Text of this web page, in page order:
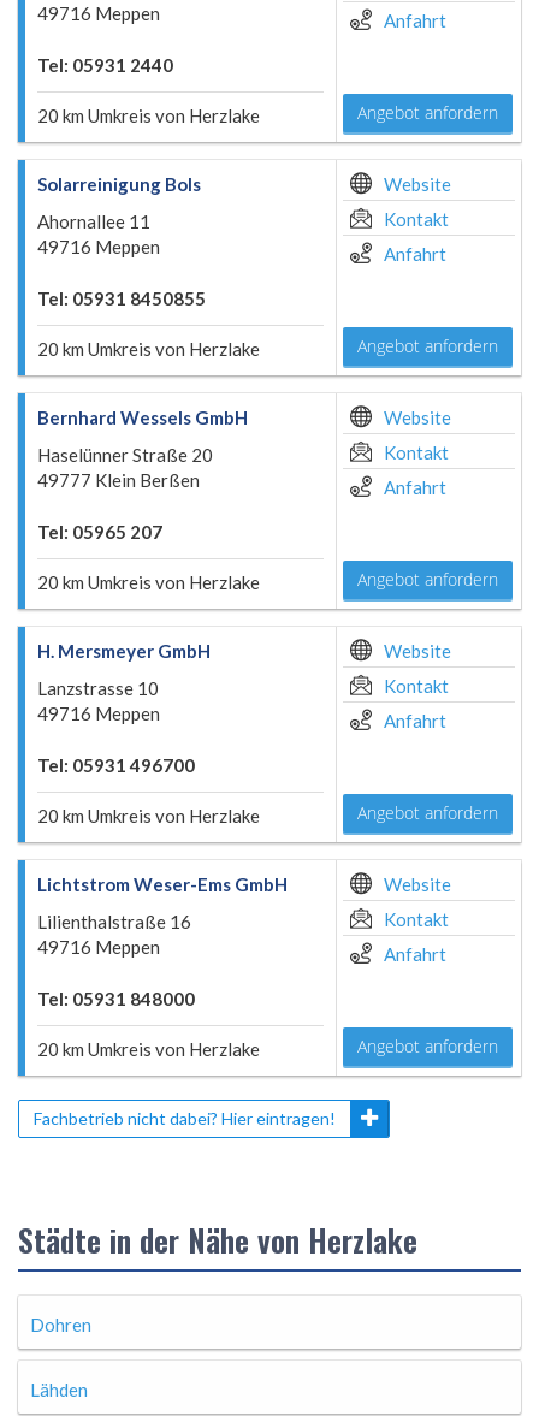
49716 Meppen
Tel: 05931 2440
20 km Umkreis von Herzlake
Anfahrt
Angebot anfordern
Solarreinigung Bols
Ahornallee 11
49716 Meppen
Tel: 05931 8450855
20 km Umkreis von Herzlake
Website
Kontakt
Anfahrt
Angebot anfordern
Bernhard Wessels GmbH
Haselünner Straße 20
49777 Klein Berßen
Tel: 05965 207
20 km Umkreis von Herzlake
Website
Kontakt
Anfahrt
Angebot anfordern
H. Mersmeyer GmbH
Lanzstrasse 10
49716 Meppen
Tel: 05931 496700
20 km Umkreis von Herzlake
Website
Kontakt
Anfahrt
Angebot anfordern
Lichtstrom Weser-Ems GmbH
Lilienthalstraße 16
49716 Meppen
Tel: 05931 848000
20 km Umkreis von Herzlake
Website
Kontakt
Anfahrt
Angebot anfordern
Fachbetrieb nicht dabei? Hier eintragen!
Städte in der Nähe von Herzlake
Dohren
Lähden